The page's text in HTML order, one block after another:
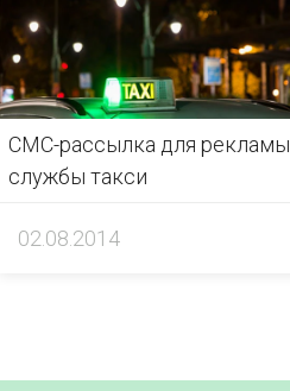
CМС-рассылка для рекламы
службы такси
02.08.2014